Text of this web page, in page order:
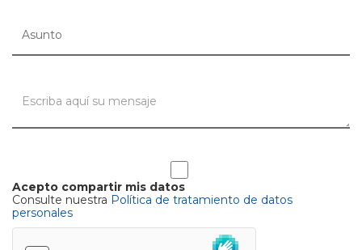
Acepto compartir mis datos
Consulte nuestra Política de tratamiento de datos
personales